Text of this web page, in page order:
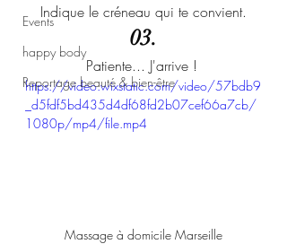
Events
happy body
Reportage beauté & bien-être
Indique le créneau qui te convient.
03.
Patiente... J'arrive !
https://video.wixstatic.com/video/57bdb9
_d5fdf5bd435d4df68fd2b07cef66a7cb/
1080p/mp4/file.mp4
Massage à domicile Marseille